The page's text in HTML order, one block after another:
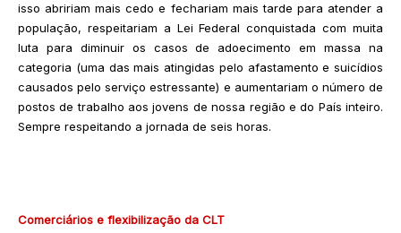
isso abririam mais cedo e fechariam mais tarde para atender a
população, respeitariam a Lei Federal conquistada com muita
luta para diminuir os casos de adoecimento em massa na
categoria (uma das mais atingidas pelo afastamento e suicídios
causados pelo serviço estressante) e aumentariam o número de
postos de trabalho aos jovens de nossa região e do País inteiro.
Sempre respeitando a jornada de seis horas.
Comerciários e flexibilização da CLT